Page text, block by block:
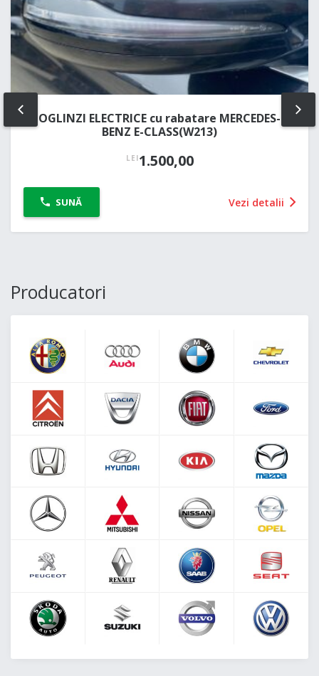
OGLINZI ELECTRICE cu rabatare MERCEDES-
BENZ E-CLASS(W213)
LEI1.500,00
SUNĂ Vezi detalii
PREV
Producatori